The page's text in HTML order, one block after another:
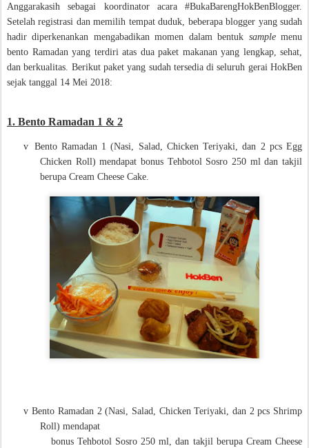
Anggarakasih sebagai koordinator acara #BukaBarengHokBenBlogger.
Setelah registrasi dan memilih tempat duduk, beberapa blogger yang sudah
hadir diperkenankan mengabadikan momen dalam bentuk samplemenu
bento Ramadan yang terdiri atas dua paket makanan yang lengkap, sehat,
dan berkualitas. Berikut paket yang sudah tersedia di seluruh gerai HokBen
sejak tanggal 14 Mei 2018:
1. Bento Ramadan 1 & 2
v Bento Ramadan 1 (Nasi, Salad, Chicken Teriyaki, dan 2 pcs Egg
Chicken Roll) mendapat bonus Tehbotol Sosro 250 ml dan takjil
berupa Cream Cheese Cake.
v Bento Ramadan 2 (Nasi, Salad, Chicken Teriyaki, dan 2 pcs Shrimp
Roll) mendapat
bonus Tehbotol Sosro 250 ml, dan takjil berupa Cream Cheese